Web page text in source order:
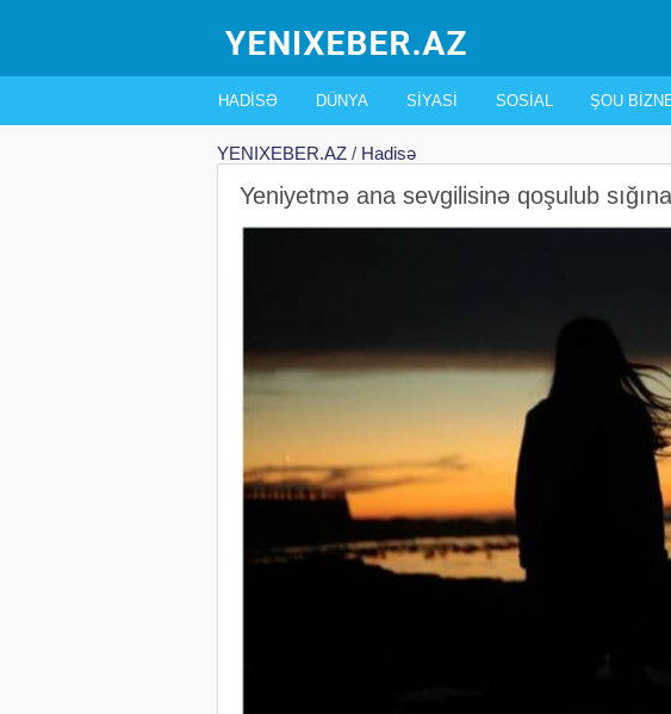
HADISƏ DÜNYA SIYASI SOSIAL ŞOU
YENIXEBER.AZ / Hadisə
Yeniyetmə ana sevgilisinə qoşulub